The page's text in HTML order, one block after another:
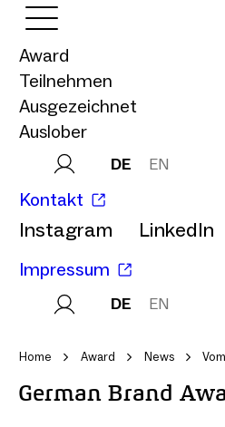
Award
Teilnehmen
Ausgezeichnet
Auslober
DE EN
Kontakt
Instagram LinkedIn
Impressum
DE EN
Home Award News
German Brand